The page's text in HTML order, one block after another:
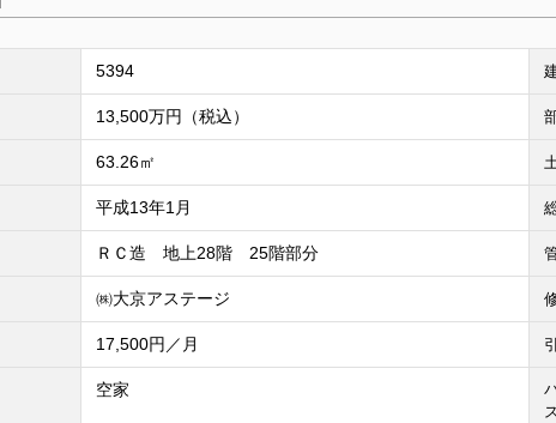
5394
13,500万円（税込）
63.26㎡
平成13年1月
ＲＣ造 地上28階 25階部分
㈱大京アステージ
17,500円／月
空家